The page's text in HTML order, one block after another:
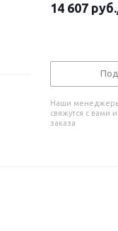
14 607 руб.
Под
Наши
свяжутся с вами
заказа